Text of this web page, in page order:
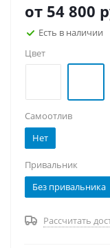
габаритов - как
и обслуживание
времени, вес и
невелики.
от 54 800
Есть в наличии
Цвет
Самоотлив
Нет
Привальник
Без привальника
Рассчитать